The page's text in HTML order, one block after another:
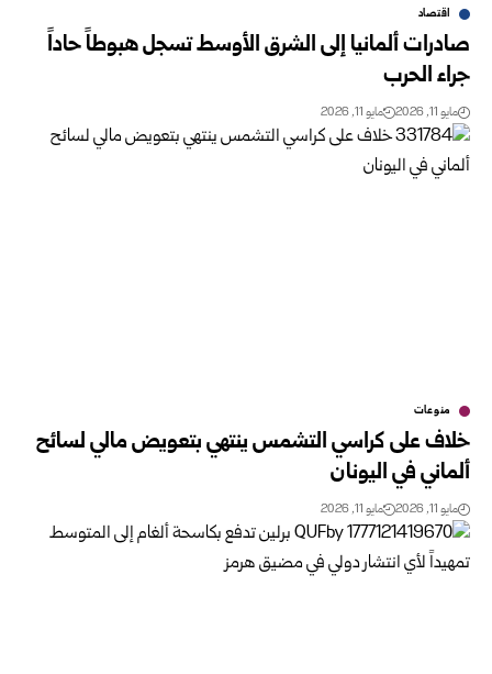
اقتصاد
صادرات ألمانيا إلى الشرق الأوسط تسجل هبوطاً حاداً
جراء الحرب
مايو 11, 2026 مايو 11, 2026
منوعات
خلاف على كراسي التشمس ينتهي بتعويض مالي لسائح
ألماني في اليونان
مايو 11, 2026 مايو 11, 2026